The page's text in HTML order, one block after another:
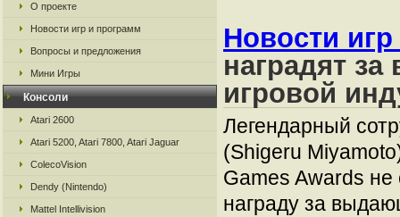
О проекте
Новости игр и программ
Вопросы и предложения
Мини Игры
Консоли
Atari 2600
Atari 5200, Atari 7800, Atari Jaguar
ColecoVision
Dendy (Nintendo)
Mattel Intellivision
Новости
наградят
игровой
Легендарный
(Shigeru
Games Awards не
награду за